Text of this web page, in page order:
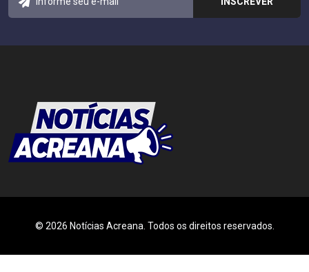
© 2026 Notícias Acreana. Todos os direitos reservados.